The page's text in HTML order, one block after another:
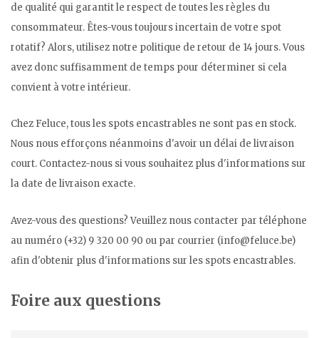
de qualité qui garantit le respect de toutes les règles du
consommateur. Êtes-vous toujours incertain de votre spot
rotatif? Alors, utilisez notre politique de retour de 14 jours. Vous
avez donc suffisamment de temps pour déterminer si cela
convient à votre intérieur.
Chez Feluce, tous les spots encastrables ne sont pas en stock.
Nous nous efforçons néanmoins d'avoir un délai de livraison
court. Contactez-nous si vous souhaitez plus d'informations sur
la date de livraison exacte.
Avez-vous des questions? Veuillez nous contacter par téléphone
au numéro (+32) 9 320 00 90 ou par courrier (info@feluce.be)
afin d'obtenir plus d'informations sur les spots encastrables.
Foire aux questions